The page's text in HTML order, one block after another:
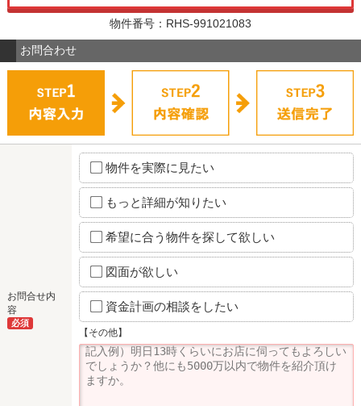
物件番号：RHS-991021083
お問合わせ
お問合せ内
容
必須
物件を実際に見たい
もっと詳細が知りたい
希望に合う物件を探して欲しい
図面が欲しい
資金計画の相談をしたい
【その他】